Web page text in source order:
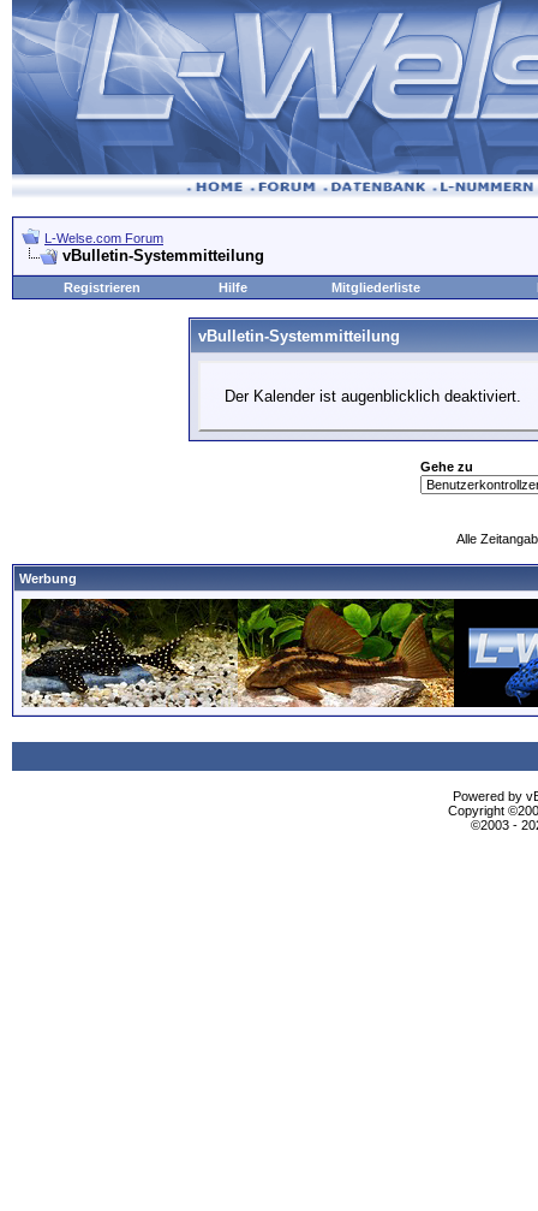
L-Welse.com Forum
vBulletin-Systemmitteilung
Registrieren Hilfe Mitgliederliste
vBulletin-Systemmitteilung
Der Kalender ist augenblicklich deaktiviert.
Gehe zu
Alle
Werbung
Powered by
Copyright
©2003 -